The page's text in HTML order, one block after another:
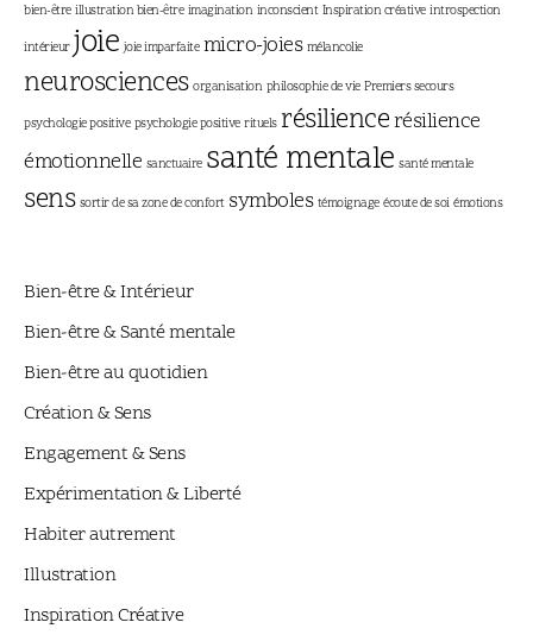
bien-être illustration bien-être imagination inconscient Inspiration créative introspection
intérieur joie joie imparfaite micro-joies mélancolie
neurosciences organisation philosophie de vie Premiers secours
psychologie positive psychologie positive rituels résiliencerésilience
émotionnelle sanctuaire santé mentale santé mentale
sens sortir de sa zone de confort symboles témoignage écoute de soi émotions
Bien-être & Intérieur
Bien-être & Santé mentale
Bien-être au quotidien
Création & Sens
Engagement & Sens
Expérimentation & Liberté
Habiter autrement
Illustration
Inspiration Créative